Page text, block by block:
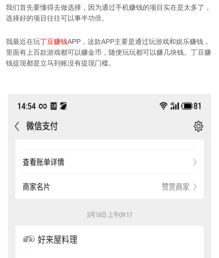
我们首先要懂得去做选择，因为通过手机赚钱的项目实在是太多了，
选择好的项目往往可以事半功倍。
我最近在玩丁豆赚钱APP，这款APP主要是通过玩游戏和娱乐赚钱，
里面有上百款游戏都可以赚金币，随便玩玩都可以赚几块钱。丁豆赚
钱提现都是立马到账没有提现门槛。